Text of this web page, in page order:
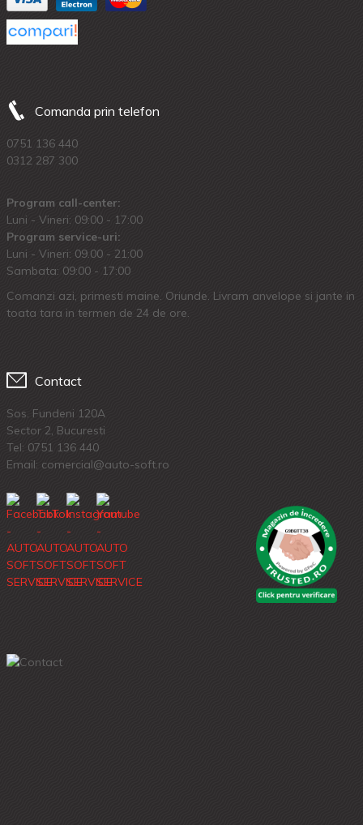
Comanda prin telefon
0751 136 440
0312 287 300
Program call-center:
Luni - Vineri: 09:00 - 17:00
Program service-uri:
Luni - Vineri: 09.00 - 21:00
Sambata: 09:00 - 17:00
Comanzi azi, primesti maine. Oriunde. Livram anvelope si jante in
toata tara in termen de 24 de ore.
Contact
Sos. Fundeni 120A
Sector 2, Bucuresti
Tel: 0751 136 440
Email: comercial@auto-soft.ro